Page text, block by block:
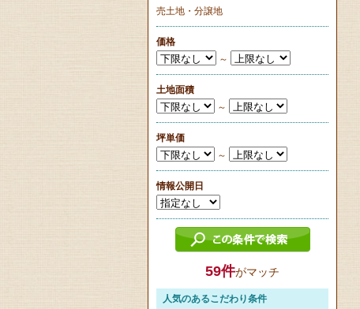
売土地・分譲地
価格
～
土地面積
～
坪単価
～
情報公開日
59件がマッチ
人気のあるこだわり条件